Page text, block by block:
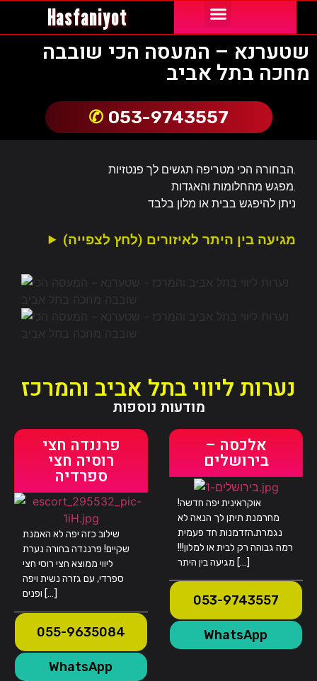
Hasfaniyot
שטערנא – המעסה הכי שובבה
מחכה בתל אביב
053-9743557
הבחורה הכי מטריפה תגשים לך פנטזיות.
מפגש מהחלומות והאגדות.
ניתן להיפגש בבית או מלון בלבד
מגיעה בין היתר לאיזורים (לחץ לצפייה)
נערות ליווי בתל אביב והמרכז
מודעות נוספות
פרננדה חצי
רוסיה חצי
ספרדיה
שילוב כזה יפה לא האמנת
שקיים! פרננדה בחורה נערת
ליווי ממוצא חצי רוסי חצי
ספרדי, עם גזרה נשית ויפה
ופנים […]
055-9635084
WhatsApp
אלכסה –
בירושלים
אוקראינית יפה חדשה!
מחרמנת תיתן לך הנאה לא
נגמרת.הזדמנות חד פעמית
רמה גבוהה רק לבית או למלון!!!
מגיעה בין היתר […]
053-9743557
WhatsApp